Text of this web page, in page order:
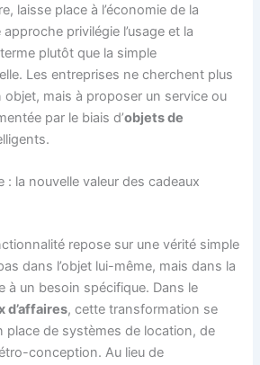
laisse place à l’économie de la
privilégie l’usage et la
plutôt que la simple
Les entreprises ne cherchent plus
objet, mais à proposer un service ou
par le biais d’objets de
: la nouvelle valeur des cadeaux
repose sur une vérité simple
dans l’objet lui-même, mais dans la
à un besoin spécifique. Dans le
d’affaires, cette transformation se
place de systèmes de location, de
conception. Au lieu de